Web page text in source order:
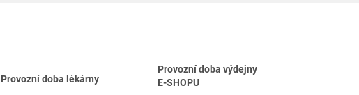
Provozní doba lékárny
Provozní doba výdejny
E-SHOPU